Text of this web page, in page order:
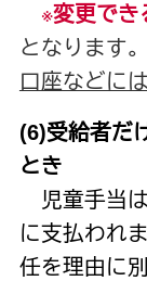
※変更でき
となります。
口座などに
(6)受給者だ
とき
児童手当
に支払われ
任を理由に